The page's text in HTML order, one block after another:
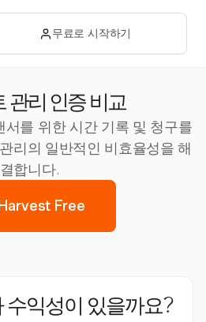
무료로 시작하기
관리 인증 비교
서를 위한 시간 기록 및 청구를
리의 일반적인 비효율성을 해
결합니다.
Free
수익성이 있을까요?